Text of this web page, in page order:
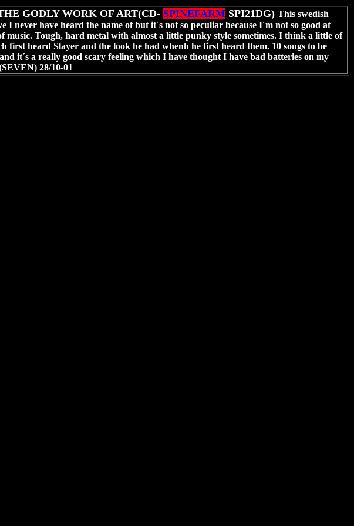
GODLY WORK OF ART(CD- SPINEFARM SPI21DG) This swedish
I never have heard the name of but it´s not so peculiar because I´m not so good at
music. Tough, hard metal with almost a little punky style sometimes. I think a little of
first heard Slayer and the look he had whenh he first heard them. 10 songs to be
it´s a really good scary feeling which I have thought I have bad batteries on my
28/10-01